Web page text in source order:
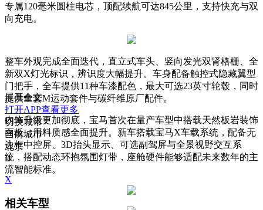
专属120毫米圆柱电芯，顶配续航可达845公里，支持快充与双
向充电。
整车外观完成全面迭代，直立式车头、竖向发光双肾格栅、全
新双X灯光标识，辨识度大幅提升。车身配备触控式隐藏翼型
门把手，全车提供11种车漆配色，最大可选23英寸轮毂，同时
提供全套M运动套件与碳纤维原厂配件。
内饰升级更加彻底，宝马首次在量产车型中搭载天然板岩装饰
面板，用料质感全面提升。新车搭载宝马X车载系统，配备无
边框中控屏、3D抬头显示、可选副驾屏与全景视野交互系
统，搭配动态环抱氛围灯带，座舱硬件能够适配未来数年的主
流智能标准。
展开全文
打开APP查看更多
切换城市
当前城市
北京
B
X
相关车型